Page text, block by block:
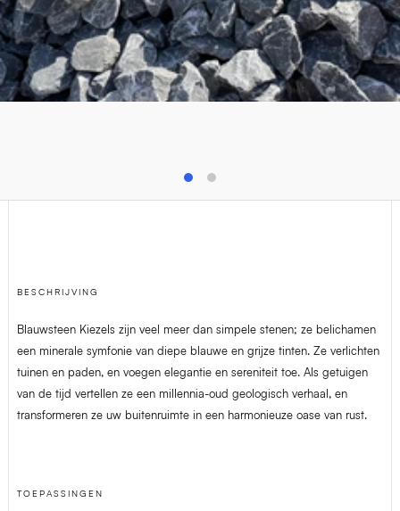
T +32(0)4 278 73 25
M info@van-dijck.be
BESCHRIJVING
Blauwsteen Kiezels zijn veel meer dan simpele stenen; ze belichamen
een minerale symfonie van diepe blauwe en grijze tinten. Ze verlichten
tuinen en paden, en voegen elegantie en sereniteit toe. Als getuigen
van de tijd vertellen ze een millennia-oud geologisch verhaal, en
transformeren ze uw buitenruimte in een harmonieuze oase van rust.
TOEPASSINGEN